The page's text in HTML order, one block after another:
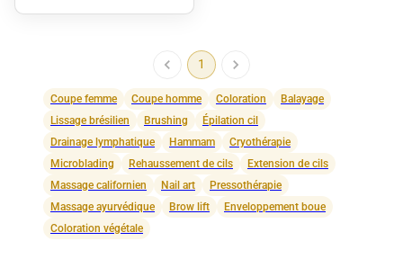
1
Coupe femme Coupe homme Coloration
Balayage
Lissage brésilien
Brushing
Épilation cil
Drainage lymphatique
Hammam
Cryothérapie
Microblading
Rehaussement de cils
Extension de cils
Massage californien
Nail art
Pressothérapie
Massage ayurvédique
Brow lift
Enveloppement boue
Coloration végétale